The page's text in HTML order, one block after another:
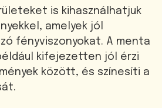
is kihasználhatjuk
amelyek jól
fényviszonyokat. A menta
kifejezetten jól érzi
között, és színesíti a